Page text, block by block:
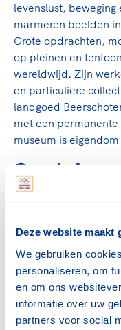
Deze website maakt
We gebruiken
personaliseren, om
en om ons
informatie over uw
partners voor social
levenslust,
marmeren beelden
Grote opdrachten,
op pleinen en
wereldwijd. Zijn
en particuliere
landgoed
met een
museum is
Coach
De NOC*NSF
Koekebacker.
coachen werden de
succes, trots, sport,
geven van input aan
De NOC*NSF
vertrouwen op